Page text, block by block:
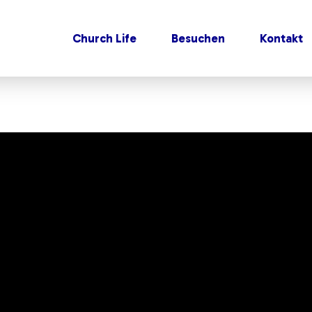
Church Life Besuchen Kontakt